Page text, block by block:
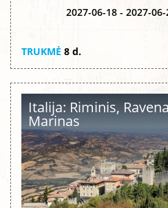
2027-06-18 - 2027-
TRUKMĖ 8 d.
Italija: Riminis,
Marinas